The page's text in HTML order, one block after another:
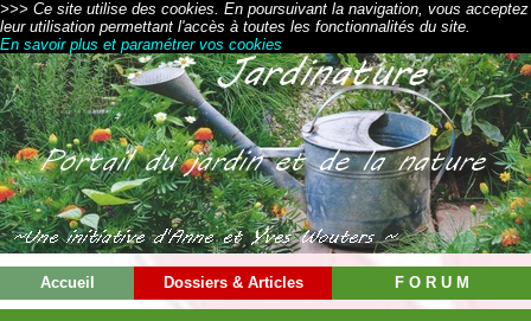
>>> Ce site utilise des cookies. En poursuivant la navigation, vous acceptez
leur utilisation permettant l'accès à toutes les fonctionnalités du site.
En savoir plus et paramétrer vos cookies
Accueil Dossiers & Articles F O R U M